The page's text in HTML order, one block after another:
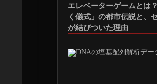
エレベーターゲームとは
く儀式」の都市伝説と、
が結びついた理由